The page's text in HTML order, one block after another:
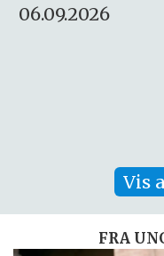
Vis
FRA